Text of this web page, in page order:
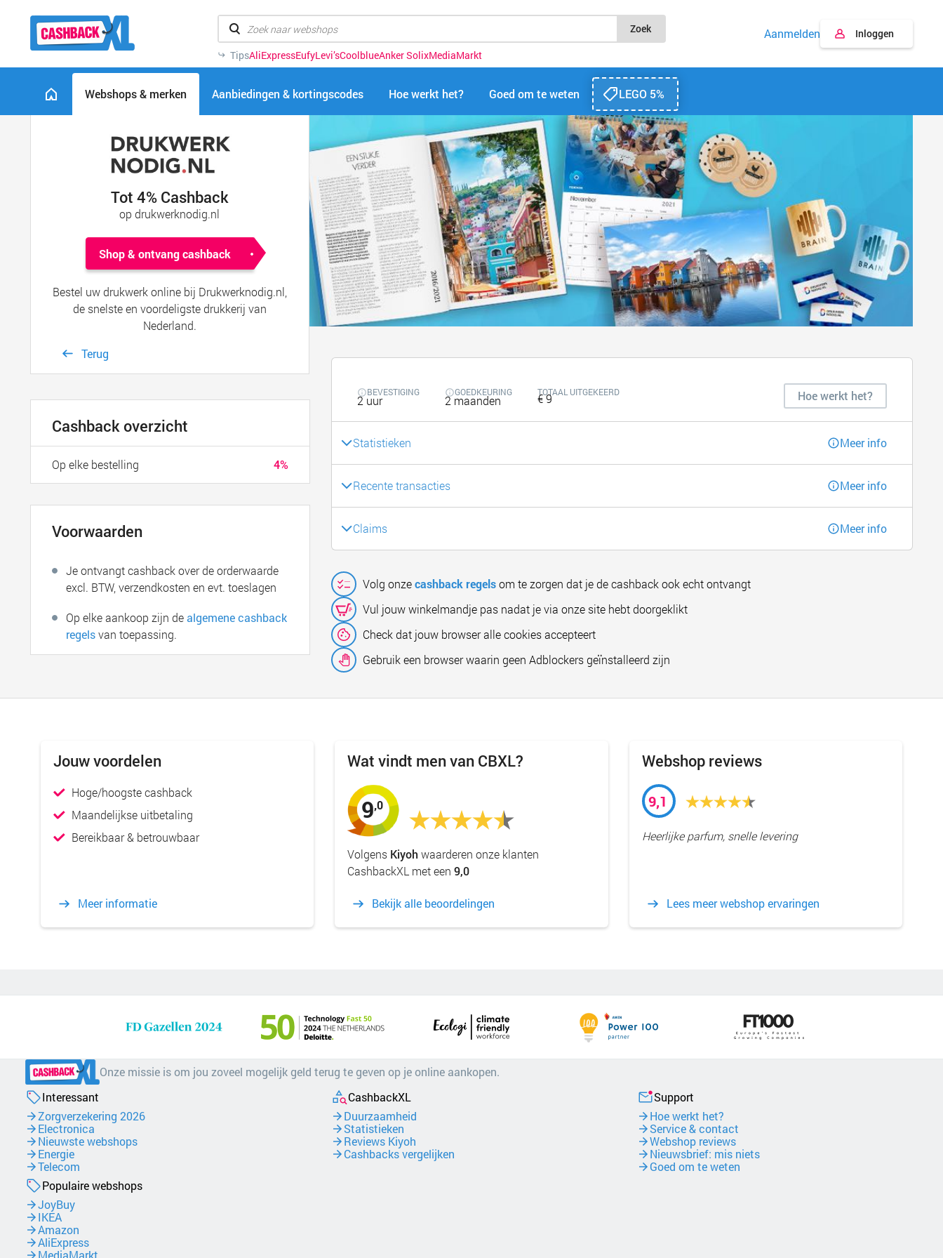
Zoek
TipsAliExpressEufyLevi’sCoolblueAnker SolixMediaMarkt
Aanmelden Inloggen
Webshops & merken Aanbiedingen & kortingscodes Hoe werkt het? Goed om te weten LEGO 5%
Tot 4% Cashback
op drukwerknodig.nl
Shop & ontvang cashback
Bestel uw drukwerk online bij Drukwerknodig.nl,
de snelste en voordeligste drukkerij van
Nederland.
Terug
BEVESTIGING
2 uur
GOEDKEURING
2 maanden
TOTAAL UITGEKEERD
€ 9 Hoe werkt het?
Statistieken Meer info
Recente transacties Meer info
Claims Meer info
Volg onzecashback regelsom te zorgen dat je de cashback ook echt ontvangt
Vul jouw winkelmandje pas nadat je via onze site hebt doorgeklikt
Check dat jouw browser alle cookies accepteert
Gebruik een browser waarin geen Adblockers geïnstalleerd zijn
Cashback overzicht
4%
Op elke bestelling
Voorwaarden
Je ontvangt cashback over de orderwaarde
excl. BTW, verzendkosten en evt. toeslagen
Op elke aankoop zijn dealgemene cashback
regelsvan toepassing.
Jouw voordelen
Hoge/hoogste cashback
Maandelijkse uitbetaling
Bereikbaar & betrouwbaar
Meer informatie
Wat vindt men van CBXL?
9,0
Volgens Kiyoh waarderen onze klanten
CashbackXL met een9,0
Bekijk alle beoordelingen
Webshop reviews
9,1
Heerlijke parfum, snelle levering
Lees meer webshop ervaringen
Onze missie is om jou zoveel mogelijk geld terug te geven op je online aankopen.
Interessant
Zorgverzekering 2026
Electronica
Nieuwste webshops
Energie
Telecom
CashbackXL
Duurzaamheid
Statistieken
Reviews Kiyoh
Cashbacks vergelijken
Support
Hoe werkt het?
Service & contact
Webshop reviews
Nieuwsbrief: mis niets
Goed om te weten
Populaire webshops
JoyBuy
IKEA
Amazon
AliExpress
MediaMarkt